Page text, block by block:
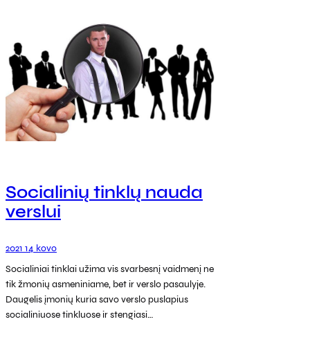
Socialinių tinklų nauda
verslui
2021 14 kovo
Socialiniai tinklai užima vis svarbesnį vaidmenį ne
tik žmonių asmeniniame, bet ir verslo pasaulyje.
Daugelis įmonių kuria savo verslo puslapius
socialiniuose tinkluose ir stengiasi…